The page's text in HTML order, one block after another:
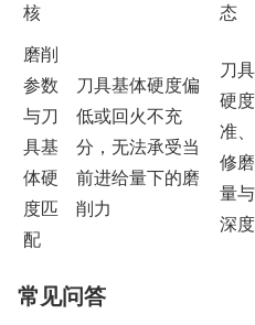
核
态
磨削
参数
与刀
具基
体硬
度匹
配
刀具基体硬度偏
低或回火不充
分，无法承受当
前进给量下的磨
削力
刀
硬
准
修
量
深度
常见问答